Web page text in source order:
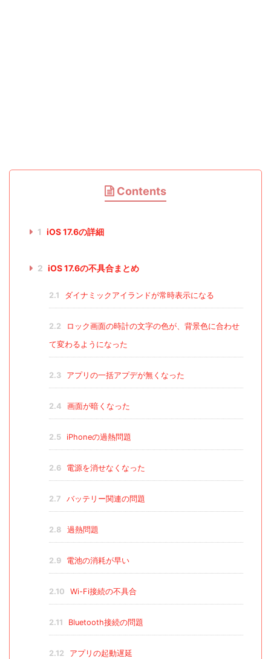
Contents
1 iOS 17.6の詳細
2 iOS 17.6の不具合まとめ
2.1 ダイナミックアイランドが常時表示になる
2.2
ロック画面の時計の文字の色が、背景色に合わせ
て変わるようになった
2.3 アプリの一括アプデが無くなった
2.4 画面が暗くなった
2.5 iPhoneの過熱問題
2.6 電源を消せなくなった
2.7 バッテリー関連の問題
2.8 過熱問題
2.9 電池の消耗が早い
2.10 Wi-Fi接続の不具合
2.11 Bluetooth接続の問題
2.12 アプリの起動遅延